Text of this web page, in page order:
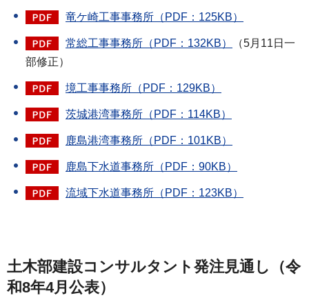
竜ケ崎工事事務所（PDF：125KB）
常総工事事務所（PDF：132KB）
（5月11日一
部修正）
境工事事務所（PDF：129KB）
茨城港湾事務所（PDF：114KB）
鹿島港湾事務所（PDF：101KB）
鹿島下水道事務所（PDF：90KB）
流域下水道事務所（PDF：123KB）
土木部建設コンサルタント発注見通し（令
和8年4月公表）